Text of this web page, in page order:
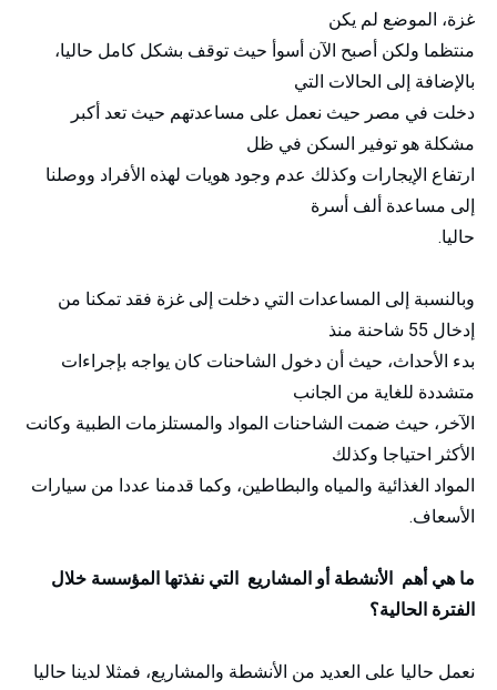
غزة، الموضع لم يكن
منتظما ولكن أصبح الآن أسوأ حيث توقف بشكل كامل حاليا،
بالإضافة إلى الحالات التي
دخلت في مصر حيث نعمل على مساعدتهم حيث تعد أكبر
مشكلة هو توفير السكن في ظل
ارتفاع الإيجارات وكذلك عدم وجود هويات لهذه الأفراد ووصلنا
إلى مساعدة ألف أسرة
حاليا.
وبالنسبة إلى المساعدات التي دخلت إلى غزة فقد تمكنا من
إدخال 55 شاحنة منذ
بدء الأحداث، حيث أن دخول الشاحنات كان يواجه بإجراءات
متشددة للغاية من الجانب
الآخر، حيث ضمت الشاحنات المواد والمستلزمات الطبية وكانت
الأكثر احتياجا وكذلك
المواد الغذائية والمياه والبطاطين، وكما قدمنا عددا من سيارات
الأسعاف.
ما هي أهم الأنشطة أو المشاريع التي نفذتها المؤسسة خلال
الفترة الحالية؟
نعمل حاليا على العديد من الأنشطة والمشاريع، فمثلا لدينا حاليا